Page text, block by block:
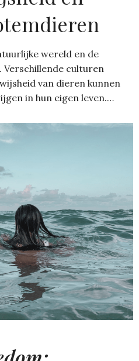
wereld en de
Verschillende culturen
van dieren kunnen
in hun eigen leven.…